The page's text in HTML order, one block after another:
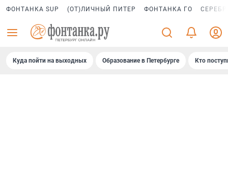
ФОНТАНКА SUP (ОТ)ЛИЧНЫЙ ПИТЕР ФОНТАНКА ГО
Куда пойти на выходных Образование в Петербурге Кто